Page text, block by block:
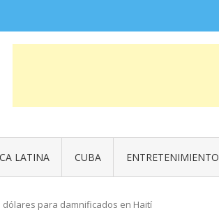
LATINA CUBA ENTRETENIMIENTO
para damnificados en Haití